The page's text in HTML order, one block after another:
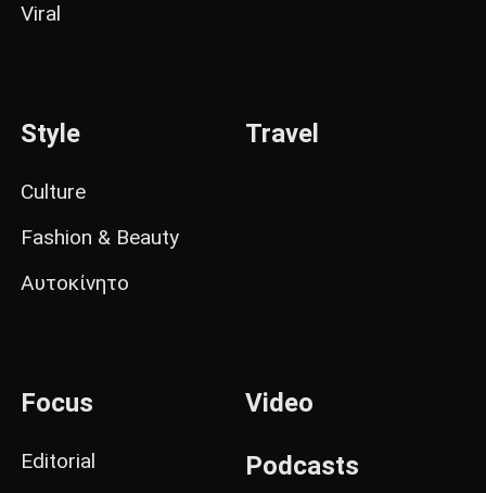
Viral
Style
Culture
Fashion & Beauty
Αυτοκίνητο
Travel
Focus
Editorial
Video
Podcasts